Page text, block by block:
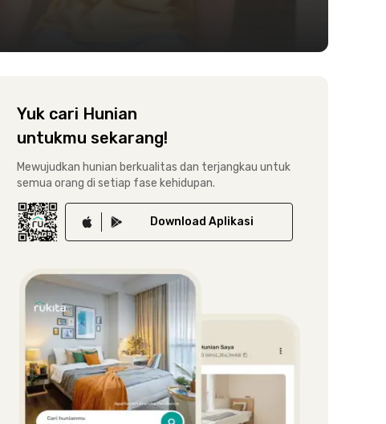
Yuk cari Hunian
untukmu sekarang!
Mewujudkan hunian berkualitas dan terjangkau untuk
semua orang di setiap fase kehidupan.
Download Aplikasi